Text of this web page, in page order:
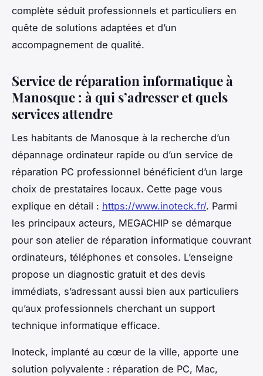
complète séduit professionnels et particuliers en
quête de solutions adaptées et d’un
accompagnement de qualité.
Service de réparation informatique à
Manosque : à qui s’adresser et quels
services attendre
Les habitants de Manosque à la recherche d’un
dépannage ordinateur rapide ou d’un service de
réparation PC professionnel bénéficient d’un large
choix de prestataires locaux. Cette page vous
explique en détail : https://www.inoteck.fr/. Parmi
les principaux acteurs, MEGACHIP se démarque
pour son atelier de réparation informatique couvrant
ordinateurs, téléphones et consoles. L’enseigne
propose un diagnostic gratuit et des devis
immédiats, s’adressant aussi bien aux particuliers
qu’aux professionnels cherchant un support
technique informatique efficace.
Inoteck, implanté au cœur de la ville, apporte une
solution polyvalente : réparation de PC, Mac,